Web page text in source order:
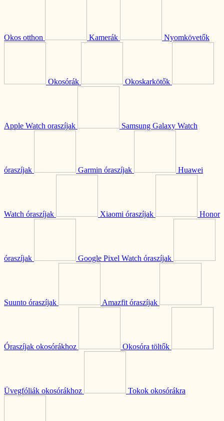
Okos otthon Kamerák Nyomkövetők
Okosórák Okoskarkötők
Apple Watch oraszíjak Samsung Galaxy Watch
óraszíjak Garmin óraszíjak Huawei
Watch óraszíjak Xiaomi óraszíjak Honor
óraszíjak Google Pixel Watch óraszíjak
Suunto óraszíjak Amazfit óraszíjak
Óraszíjak okosórákhoz Okosóra töltők
Üvegfóliák okosórákhoz Tokok okosórákra